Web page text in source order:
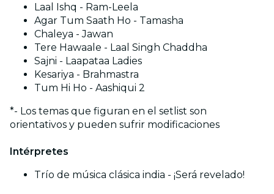
Laal Ishq - Ram-Leela
Agar Tum Saath Ho - Tamasha
Chaleya - Jawan
Tere Hawaale - Laal Singh Chaddha
Sajni - Laapataa Ladies
Kesariya - Brahmastra
Tum Hi Ho - Aashiqui 2
*- Los temas que figuran en el setlist son
orientativos y pueden sufrir modificaciones
Intérpretes
Trío de música clásica india - ¡Será revelado!